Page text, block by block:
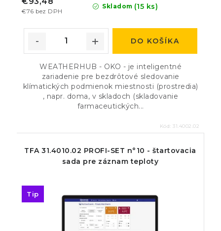
Skladom (15 ks)
€76 bez DPH
DO KOŠÍKA
WEATHERHUB - OKO - je inteligentné
zariadenie pre bezdrôtové sledovanie
klímatických podmienok miestnosti (prostredia)
, napr. doma, v skladoch (skladovanie
farmaceutických...
Kód: 31.4002.02
TFA 31.4010.02 PROFI-SET n°10 - štartovacia
sada pre záznam teploty
Tip